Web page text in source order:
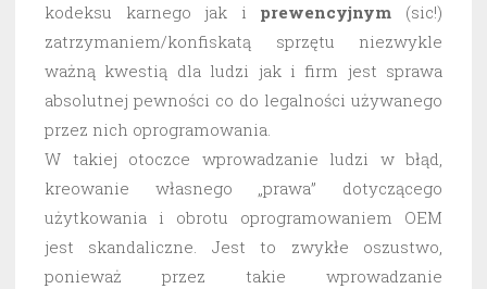
kodeksu karnego jak i prewencyjnym (sic!)
zatrzymaniem/konfiskatą sprzętu niezwykle
ważną kwestią dla ludzi jak i firm jest sprawa
absolutnej pewności co do legalności używanego
przez nich oprogramowania.
W takiej otoczce wprowadzanie ludzi w błąd,
kreowanie własnego „prawa” dotyczącego
użytkowania i obrotu oprogramowaniem OEM
jest skandaliczne. Jest to zwykłe oszustwo,
ponieważ przez takie wprowadzanie